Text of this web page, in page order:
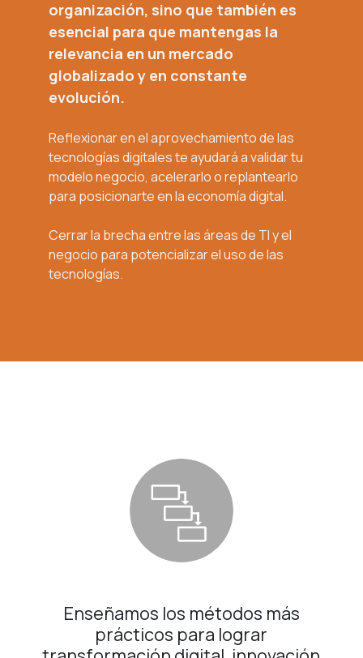
organización, sino que también es
esencial para que mantengas la
relevancia en un mercado
globalizado y en constante
evolución.
Reflexionar en el aprovechamiento de las
tecnologías digitales te ayudará a validar tu
modelo negocio, acelerarlo o replantearlo
para posicionarte en la economía digital.
Cerrar la brecha entre las áreas de TI y el
negocio para potencializar el uso de las
tecnologías.
Enseñamos los métodos más
prácticos para lograr